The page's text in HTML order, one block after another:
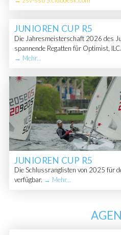
JUNIOREN CUP R5
Die Jahresmeisterschaft 2026 des
spannende Regatten für Optimist,
→ Mehr...
JUNIOREN CUP R5
Die Schlussranglisten von 2025 für
verfügbar. → Mehr...